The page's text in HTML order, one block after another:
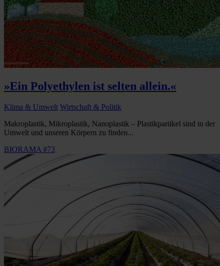
»Ein Polyethylen ist selten allein.«
Klima & Umwelt Wirtschaft & Politik
Makroplastik, Mikroplastik, Nanoplastik – Plastikpartikel sind in der
Umwelt und unseren Körpern zu finden...
BIORAMA #73